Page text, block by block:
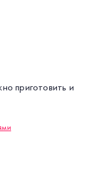
приготовить и